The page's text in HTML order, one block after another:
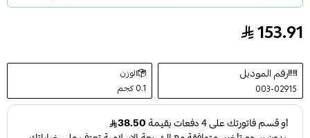
كريم النهار لبشره مثاليه موحده اللون و مشرقه يوسيرين
153.91
رقم الموديل
003-02915
الوزن
0.1 كجم